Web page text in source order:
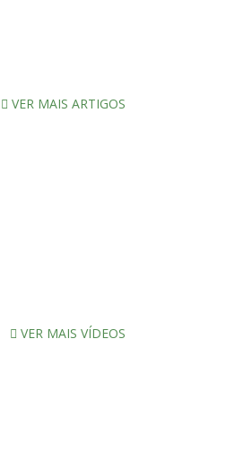
VER MAIS ARTIGOS
VER MAIS VÍDEOS